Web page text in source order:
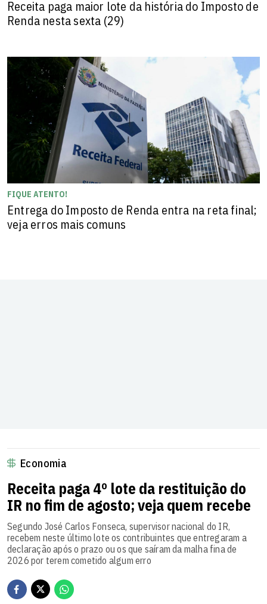
Receita paga maior lote da história do Imposto de
Renda nesta sexta (29)
FIQUE ATENTO!
Entrega do Imposto de Renda entra na reta final;
veja erros mais comuns
Economia
Receita paga 4º lote da restituição do
IR no fim de agosto; veja quem recebe
Segundo José Carlos Fonseca, supervisor nacional do IR,
recebem neste último lote os contribuintes que entregaram a
declaração após o prazo ou os que saíram da malha fina de
2026 por terem cometido algum erro